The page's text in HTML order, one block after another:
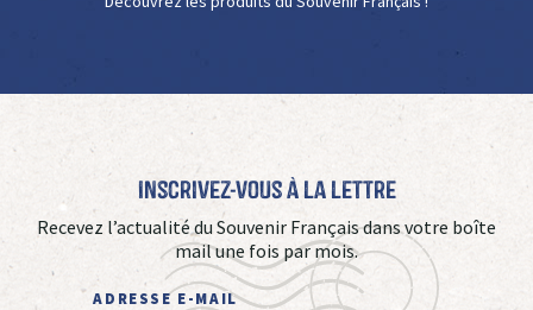
Inscrivez-vous à La Lettre
Recevez l’actualité du Souvenir Français dans votre boîte
mail une fois par mois.
ADRESSE E-MAIL